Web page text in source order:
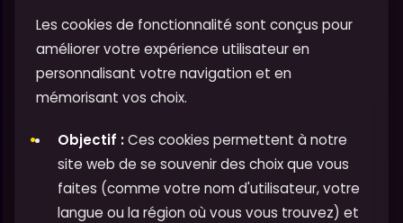
Les cookies de fonctionnalité sont conçus pour
améliorer votre expérience utilisateur en
personnalisant votre navigation et en
mémorisant vos choix.
Objectif :Ces cookies permettent à notre
site web de se souvenir des choix que vous
faites (comme votre nom d'utilisateur, votre
langue ou la région où vous vous trouvez) et